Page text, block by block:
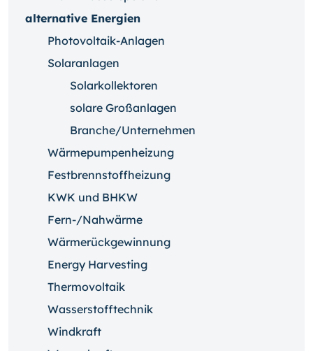
alternative Energien
Photovoltaik-Anlagen
Solaranlagen
Solarkollektoren
solare Großanlagen
Branche/Unternehmen
Wärmepumpenheizung
Festbrennstoffheizung
KWK und BHKW
Fern-/Nahwärme
Wärmerückgewinnung
Energy Harvesting
Thermovoltaik
Wasserstofftechnik
Windkraft